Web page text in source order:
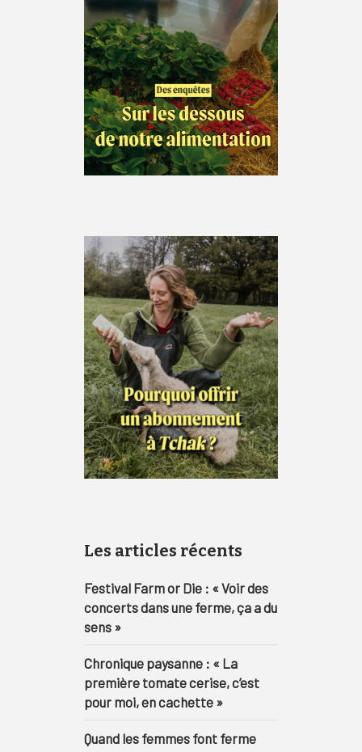
Les articles récents
Festival Farm or Die : « Voir des
concerts dans une ferme, ça a du
sens »
Chronique paysanne : « La
première tomate cerise, c’est
pour moi, en cachette »
Quand les femmes font ferme